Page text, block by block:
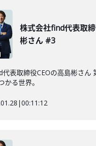
株式会社find代表取
彬さん #3
表取締役CEOの高島彬さん
かる世界。
|00:11:12